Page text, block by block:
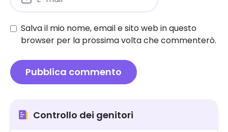
Salva il mio nome, email e sito web in questo
browser per la prossima volta che commenterò.
Controllo dei genitori